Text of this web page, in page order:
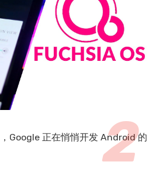
Google 正在悄悄开发 Android 的